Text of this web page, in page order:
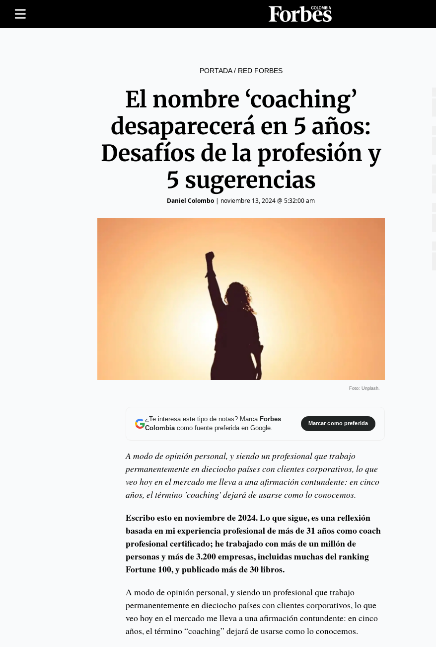
PORTADA/ RED FORBES
El nombre ‘coaching’
desaparecerá en 5 años:
Desafíos de la profesión y
5 sugerencias
Daniel Colombo | noviembre 13, 2024 @ 5:32:00 am
Foto: Unplash.
¿Te interesa este tipo de notas? Marca Forbes
Colombiacomo fuente preferida en Google.
Marcar como preferida
A modo de opinión personal, y siendo un profesional que trabajo
permanentemente en dieciocho países con clientes corporativos, lo que
veo hoy en el mercado me lleva a una afirmación contundente: en cinco
años, el término 'coaching' dejará de usarse como lo conocemos.
Escribo esto en noviembre de 2024. Lo que sigue, es una reflexión
basada en mi experiencia profesional de más de 31 años como coach
profesional certificado; he trabajado con más de un millón de
personas y más de 3.200 empresas, incluidas muchas del ranking
Fortune 100, y publicado más de 30 libros.
A modo de opinión personal, y siendo un profesional que trabajo
permanentemente en dieciocho países con clientes corporativos, lo que
veo hoy en el mercado me lleva a una afirmación contundente: en cinco
años, el término “coaching” dejará de usarse como lo conocemos.